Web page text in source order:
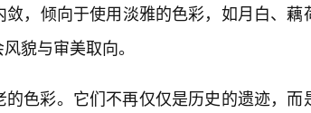
，倾向于使用淡雅的色彩，如月白、藕
貌与审美取向。
色彩。它们不再仅仅是历史的遗迹，而